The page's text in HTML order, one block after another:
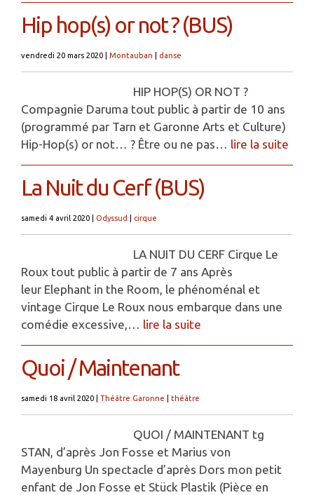
Hip hop(s) or not ? (BUS)
vendredi 20 mars 2020 Montauban danse
HIP HOP(S) OR NOT ?
Compagnie Daruma tout public à partir de 10 ans
(programmé par Tarn et Garonne Arts et Culture)
Hip-Hop(s) or not… ? Être ou ne pas… lire la suite
La Nuit du Cerf (BUS)
samedi 4 avril 2020 Odyssud cirque
LA NUIT DU CERF Cirque Le
Roux tout public à partir de 7 ans Après
leur Elephant in the Room, le phénoménal et
vintage Cirque Le Roux nous embarque dans une
comédie excessive,… lire la suite
Quoi / Maintenant
samedi 18 avril 2020 Théâtre Garonne théâtre
QUOI / MAINTENANT tg
STAN, d’après Jon Fosse et Marius von
Mayenburg Un spectacle d’après Dors mon petit
enfant de Jon Fosse et Stück Plastik (Pièce en